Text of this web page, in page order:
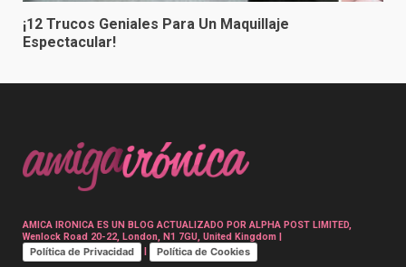
¡12 Trucos Geniales Para Un Maquillaje
Espectacular!
AMICA IRONICA ES UN BLOG ACTUALIZADO POR ALPHA POST LIMITED,
Wenlock Road 20-22, London, N1 7GU, United Kingdom |
Política de Privacidad | Política de Cookies